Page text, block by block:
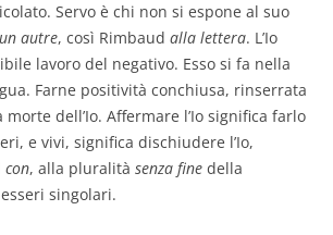
Servo è chi non si espone al suo
autre, così Rimbaud alla lettera. L’Io
lavoro del negativo. Esso si fa nella
Farne positività conchiusa, rinserrata
morte dell’Io. Affermare l’Io significa farlo
e vivi, significa dischiudere l’Io,
con, alla pluralità senza fine della
singolari.